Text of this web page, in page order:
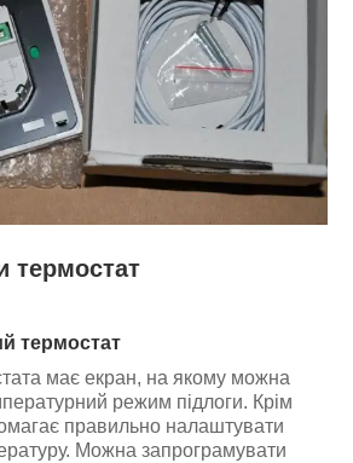
термостат
термостат
має екран, на якому можна
режим підлоги. Крім
правильно налаштувати
Можна запрограмувати